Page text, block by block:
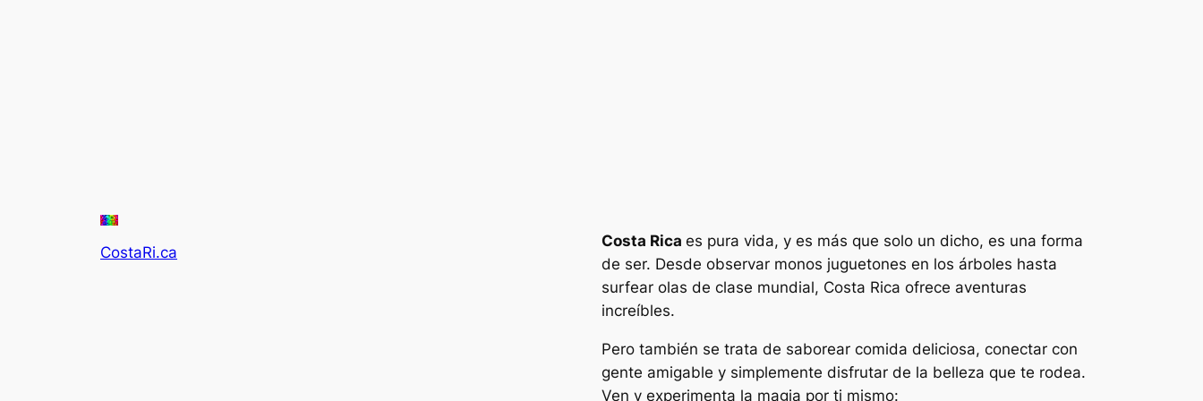
CostaRi.ca
Costa Rica es pura vida, y es más que solo un dicho, es una forma
de ser. Desde observar monos juguetones en los árboles hasta
surfear olas de clase mundial, Costa Rica ofrece aventuras
increíbles.
Pero también se trata de saborear comida deliciosa, conectar con
gente amigable y simplemente disfrutar de la belleza que te rodea.
Ven y experimenta la magia por ti mismo: